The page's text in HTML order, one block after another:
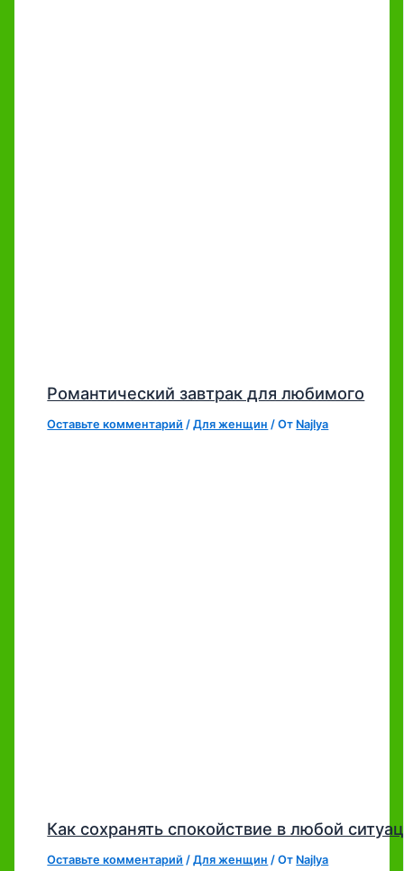
Романтический завтрак для любимого
Оставьте комментарий /Для женщин / От Najlya
Как сохранять спокойствие в любой
Оставьте комментарий /Для женщин / От Najlya